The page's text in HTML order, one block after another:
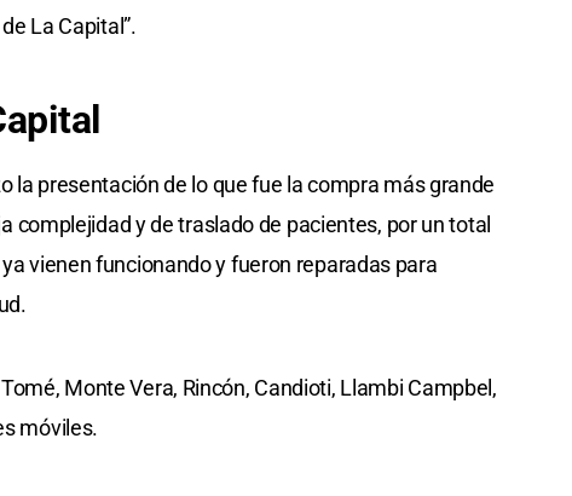
La Capital”.
la presentación de lo que fue la compra más grande
complejidad y de traslado de pacientes, por un total
vienen funcionando y fueron reparadas para
Monte Vera, Rincón, Candioti, Llambi Campbel,
móviles.